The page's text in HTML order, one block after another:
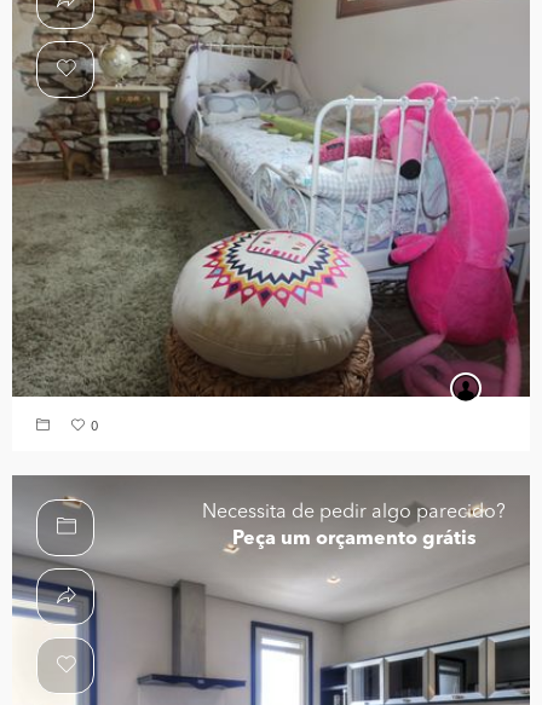
0
Necessita de pedir algo parecido?
Peça um orçamento grátis